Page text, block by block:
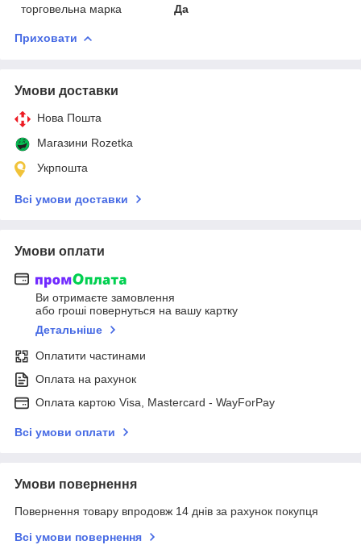
торговельна марка
Да
Приховати
Умови доставки
Нова Пошта
Магазини Rozetka
Укрпошта
Всі умови доставки
Умови оплати
Ви отримаєте замовлення
або гроші повернуться на вашу картку
Детальніше
Оплатити частинами
Оплата на рахунок
Оплата картою Visa, Mastercard - WayForPay
Всі умови оплати
Умови повернення
Повернення товару впродовж 14 днів за рахунок покупця
Всі умови повернення